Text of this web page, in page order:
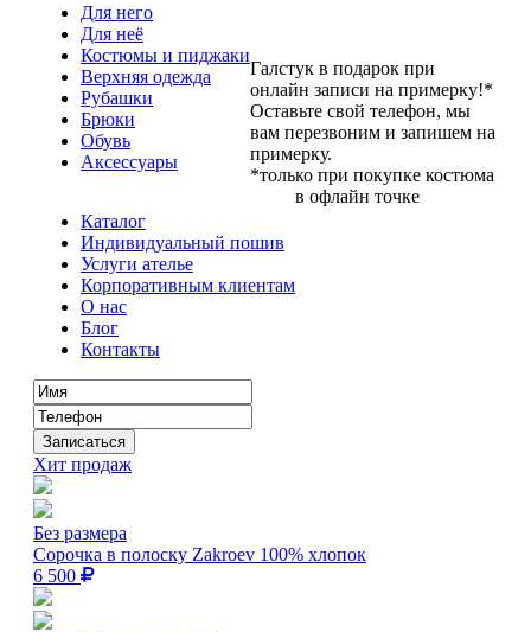
Для него
Для неё
Костюмы и пиджаки
Верхняя одежда
Рубашки
Брюки
Обувь
Аксессуары
Каталог
Индивидуальный пошив
Услуги ателье
Корпоративным клиентам
О нас
Блог
Контакты
Галстук в подарок при
онлайн записи на примерку!*
Оставьте свой телефон, мы
вам перезвоним и запишем на
примерку.
*только при покупке костюма
в офлайн точке
Хит продаж
Без размера
Сорочка в полоску Zakroev 100% хлопок
6 500